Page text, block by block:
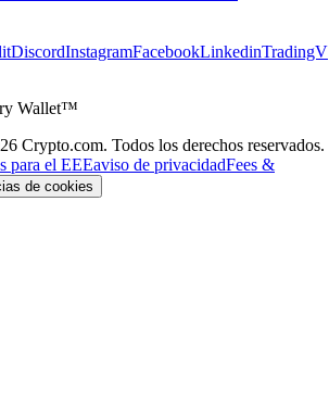
DiscordInstagramFacebookLinkedinTradingV
Wallet™
Crypto.com. Todos los derechos reservados.
para el EEEaviso de privacidadFees &
de cookies